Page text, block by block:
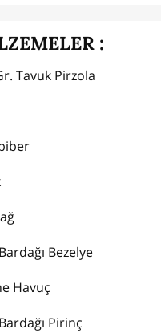
:
Tavuk Pirzola
Bezelye
Havuç
Pirinç